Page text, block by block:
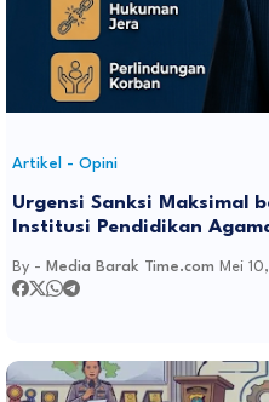
Artikel - Opini
Urgensi Sanksi Maksimal
Institusi Pendidikan
By - Media Barak Time.com Mei